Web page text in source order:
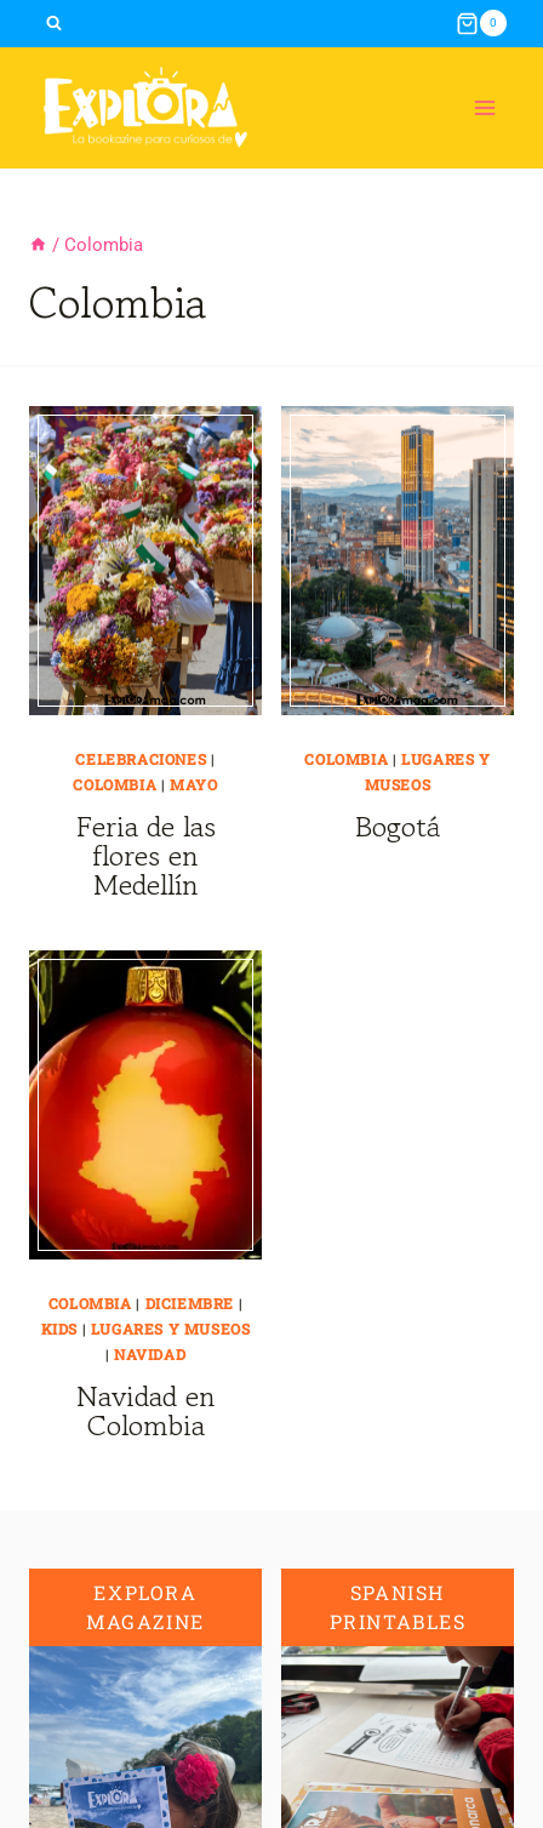
content
0
/ Colombia
Colombia
CELEBRACIONES|
COLOMBIA |MAYO
Feria de las
flores en
Medellín
COLOMBIA |LUGARES Y
MUSEOS
Bogotá
COLOMBIA | DICIEMBRE |
KIDS| LUGARES Y MUSEOS
| NAVIDAD
Navidad en
Colombia
EXPLORA
MAGAZINE
SPANISH
PRINTABLES